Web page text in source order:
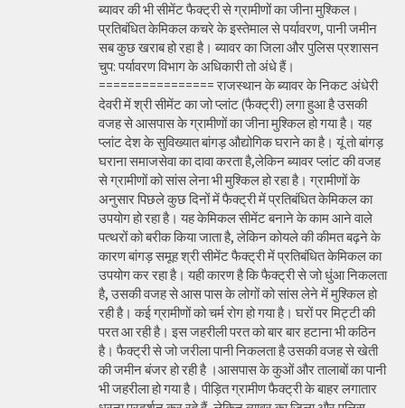
ब्यावर की भी सीमेंट फैक्ट्री से ग्रामीणों का जीना मुश्किल।
प्रतिबंधित केमिकल कचरे के इस्तेमाल से पर्यावरण, पानी जमीन
सब कुछ खराब हो रहा है। ब्यावर का जिला और पुलिस प्रशासन
चुप: पर्यावरण विभाग के अधिकारी तो अंधे हैं।
================ राजस्थान के ब्यावर के निकट अंधेरी
देवरी में श्री सीमेंट का जो प्लांट (फैक्ट्री) लगा हुआ है उसकी
वजह से आसपास के ग्रामीणों का जीना मुश्किल हो गया है। यह
प्लांट देश के सुविख्यात बांगड़ औद्योगिक घराने का है। यूं तो बांगड़
घराना समाजसेवा का दावा करता है,लेकिन ब्यावर प्लांट की वजह
से ग्रामीणों को सांस लेना भी मुश्किल हो रहा है। ग्रामीणों के
अनुसार पिछले कुछ दिनों में फैक्ट्री में प्रतिबंधित केमिकल का
उपयोग हो रहा है। यह केमिकल सीमेंट बनाने के काम आने वाले
पत्थरों को बरीक किया जाता है, लेकिन कोयले की कीमत बढ़ने के
कारण बांगड़ समूह श्री सीमेंट फैक्ट्री में प्रतिबंधित केमिकल का
उपयोग कर रहा है। यही कारण है कि फैक्ट्री से जो धुंआ निकलता
है, उसकी वजह से आस पास के लोगों को सांस लेने में मुश्किल हो
रही है। कई ग्रामीणों को चर्म रोग हो गया है। घरों पर मिट्टी की
परत आ रही है। इस जहरीली परत को बार बार हटाना भी कठिन
है। फैक्ट्री से जो जरीला पानी निकलता है उसकी वजह से खेती
की जमीन बंजर हो रही है ।आसपास के कुओं और तालाबों का पानी
भी जहरीला हो गया है। पीड़ित ग्रामीण फैक्ट्री के बाहर लगातार